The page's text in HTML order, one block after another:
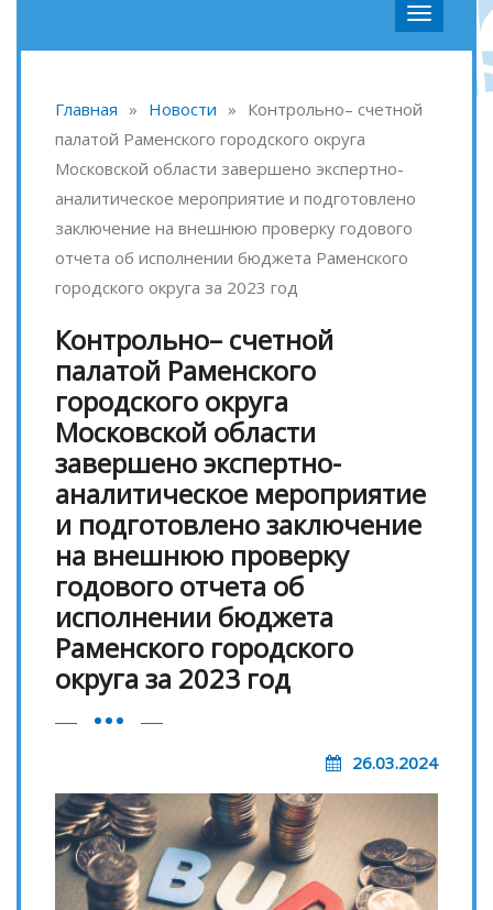
Главная » Новости » Контрольно– счетной
палатой Раменского городского округа
Московской области завершено экспертно-
аналитическое мероприятие и подготовлено
заключение на внешнюю проверку годового
отчета об исполнении бюджета Раменского
городского округа за 2023 год
Контрольно– счетной
палатой Раменского
городского округа
Московской области
завершено экспертно-
аналитическое мероприятие
и подготовлено заключение
на внешнюю проверку
годового отчета об
исполнении бюджета
Раменского городского
округа за 2023 год
26.03.2024